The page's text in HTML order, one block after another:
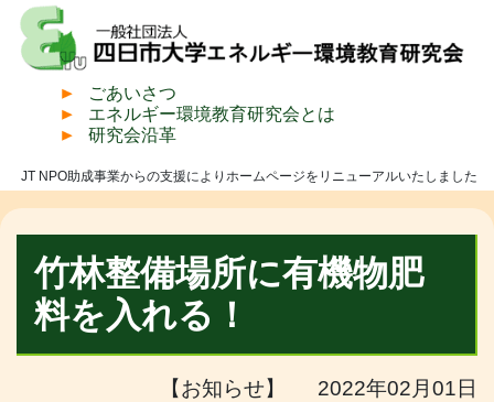
ごあいさつ
エネルギー環境教育研究会とは
研究会沿革
JT NPO助成事業からの支援によりホームページをリニューアルいたしました
竹林整備場所に有機物肥
料を入れる！
【お知らせ】 2022年02月01日